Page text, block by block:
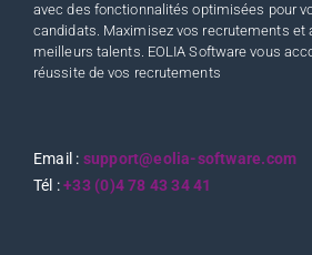
avec des fonctionnalités optimisées pour
candidats. Maximisez vos recrutements et
meilleurs talents. EOLIA Software vous
réussite de vos recrutements
Email : support@eolia-software.com
Tél : +33 (0)4 78 43 34 41